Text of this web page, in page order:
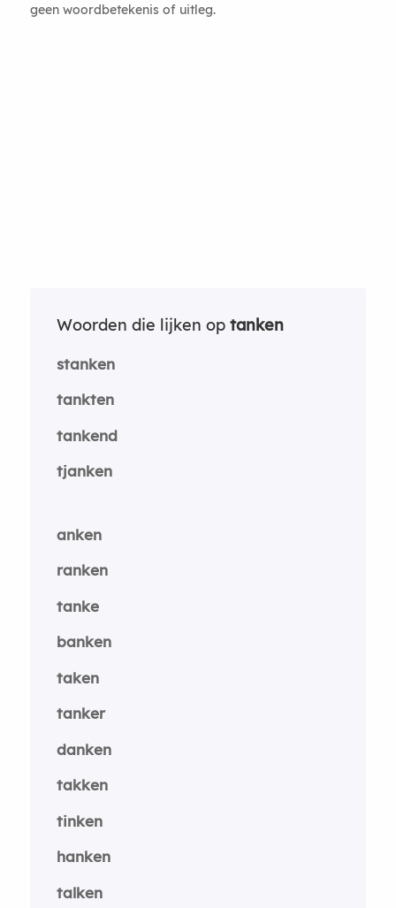
geen woordbetekenis of uitleg.
Woorden die lijken op tanken
stanken
tankten
tankend
tjanken
anken
ranken
tanke
banken
taken
tanker
danken
takken
tinken
hanken
talken